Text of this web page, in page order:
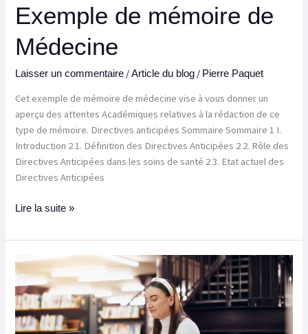
Exemple de mémoire de
Médecine
Laisser un commentaire /Article du blog / Pierre Paquet
Cet exemple de mémoire de médecine vise à vous donner un
aperçu des attentes Académiques relatives à la rédaction de ce
type de mémoire. Directives anticipées Sommaire Sommaire 1 I.
Introduction 2 1. Définition des Directives Anticipées 2 2. Rôle des
Directives Anticipées dans les soins de santé 2 3. Etat actuel des
Directives Anticipées
Lire la suite »
Quels
sont
les
avantages
de